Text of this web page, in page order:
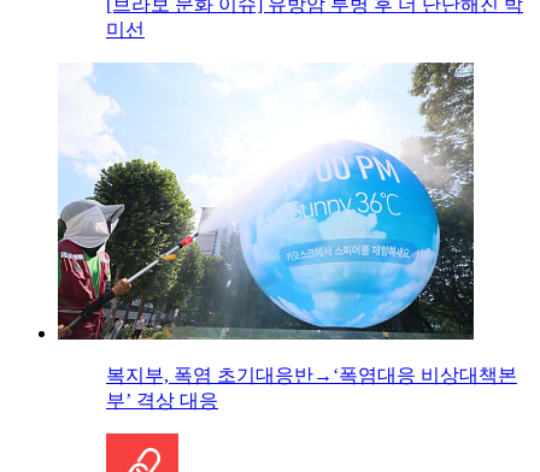
[브라보 문화 이슈] 유방암 투병 후 더 단단해진 박
미선
복지부, 폭염 초기대응반→‘폭염대응 비상대책본
부’ 격상 대응